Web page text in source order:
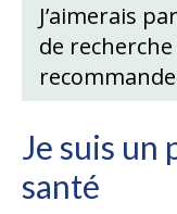
J’aimerais
de
Je suis un
santé